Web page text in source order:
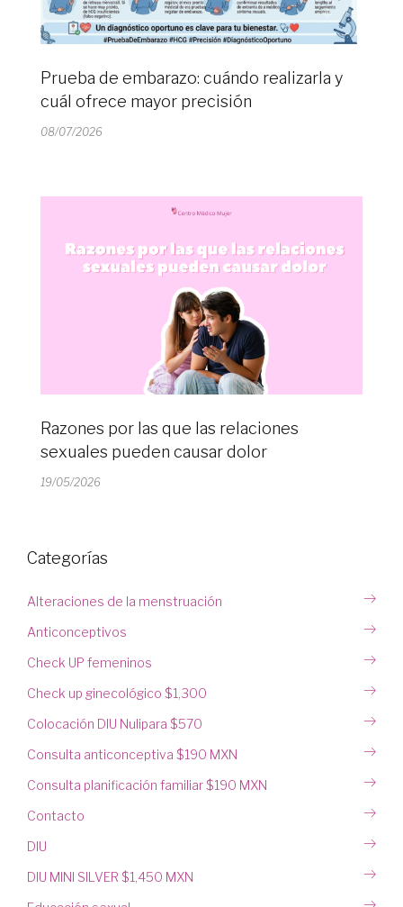
Prueba de embarazo: cuándo realizarla y
cuál ofrece mayor precisión
08/07/2026
Razones por las que las relaciones
sexuales pueden causar dolor
19/05/2026
Categorías
Alteraciones de la menstruación
Anticonceptivos
Check UP femeninos
Check up ginecológico $1,300
Colocación DIU Nulipara $570
Consulta anticonceptiva $190 MXN
Consulta planificación familiar $190 MXN
Contacto
DIU
DIU MINI SILVER $1,450 MXN